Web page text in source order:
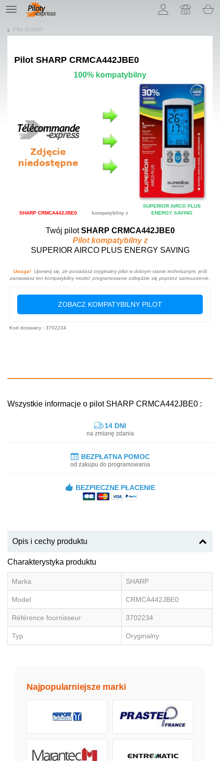
TE
navigation
Pilot SHARP
Pilot SHARP CRMCA442JBE0
100% kompatybilny
SHARP CRMCA442JBE0 kompatybilny z
SUPERIOR AIRCO PLUS
ENERGY SAVING
Twój pilotSHARP CRMCA442JBE0
Pilot kompatybilny z
SUPERIOR AIRCO PLUS ENERGY SAVING
Uwaga! Upewnij się, że posiadasz oryginalny pilot w dobrym stanie technicznym, jeśli
zamawiasz ten kompatybilny model: programowanie odbędzie się poprzez samouczenie.
ZOBACZ KOMPATYBILNY PILOT
Kod dostawcy : 3702234
Wszystkie informacje o pilot SHARP CRMCA442JBE0 :
14 DNI
na zmianę zdania
BEZPŁATNA POMOC
od zakupu do programowania
BEZPIECZNE PŁACENIE
Opis i cechy produktu
Charakterystyka produktu
Marka SHARP
Model CRMCA442JBE0
Référence fournisseur 3702234
Typ Oryginalny
Najpopularniejsze marki
Pozwól, że przedstawimy nasze ciasteczka!